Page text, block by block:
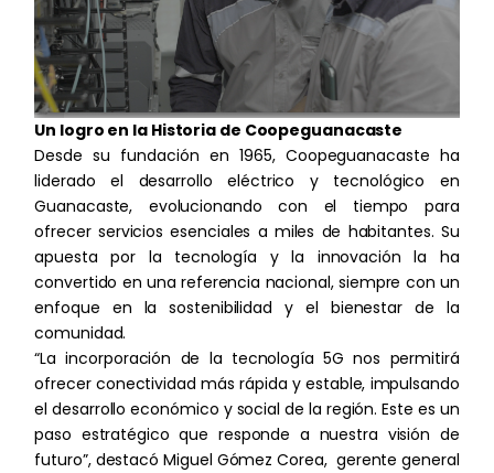
Servicio de Garantía
Áreas de Cobertura
Puntos de Recaudación
Promociones
Preguntas Frecuentes
Links de consulta
E-mentores
Caracteristicas técnicas equipos
terminales
Calificación de Riesgos MOODY’S
Segunda opinión bonos verdes
MOODY’S
Fondo utilizados en recuperación de
capital y proyectos
Prospecto de inversión
Hechos Relevantes
Avances constructivos de los
proyectos
CG Sostenible
Ambiental
Social
Gobernanza
Informe
Política de Sostenibilidad
Ética y Transparencia
Código de Ética
Nuestros Valores
Canal de denuncias
Inicio
Beneficios de la Cooperativa
Becas para secundaria
Proveeduría en línea
Gestión de incidencias
Trabaja con nosotros
Contacto
Un logro en la Historia de Coopeguanacaste
Desde su fundación en 1965, Coopeguanacaste ha
liderado el desarrollo eléctrico y tecnológico en
Guanacaste, evolucionando con el tiempo para
ofrecer servicios esenciales a miles de habitantes. Su
apuesta por la tecnología y la innovación la ha
convertido en una referencia nacional, siempre con un
enfoque en la sostenibilidad y el bienestar de la
comunidad.
“La incorporación de la tecnología 5G nos permitirá
ofrecer conectividad más rápida y estable, impulsando
el desarrollo económico y social de la región. Este es un
paso estratégico que responde a nuestra visión de
futuro”, destacó Miguel Gómez Corea, gerente general